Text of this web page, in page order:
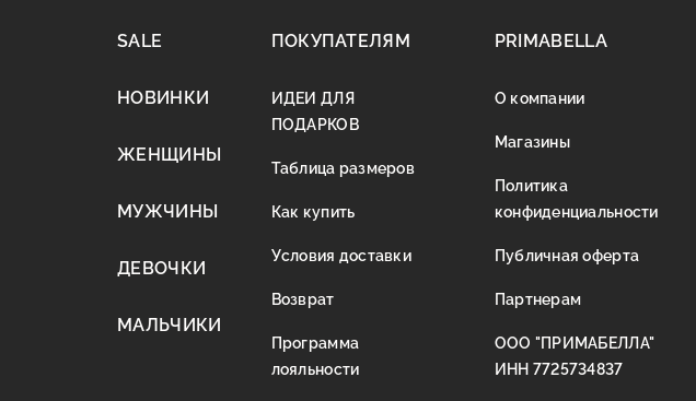
SALE
НОВИНКИ
ЖЕНЩИНЫ
МУЖЧИНЫ
ДЕВОЧКИ
МАЛЬЧИКИ
ПОКУПАТЕЛЯМ
ИДЕИ ДЛЯ
ПОДАРКОВ
Таблица размеров
Как купить
Условия доставки
Возврат
Программа
лояльности
PRIMABELLA
О компании
Магазины
Политика
конфиденциальности
Публичная оферта
Партнерам
ООО "ПРИМАБЕЛЛА"
ИНН 7725734837